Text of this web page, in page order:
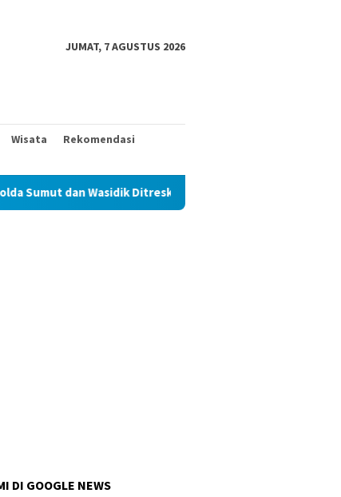
JUMAT, 7 AGUSTUS 2026
Wisata
Rekomendasi
Ditreskrimum Diduga Permainkan Masyarakat Kecil
DI GOOGLE NEWS